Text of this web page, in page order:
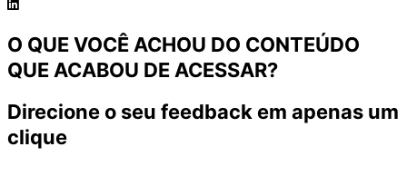
O QUE VOCÊ ACHOU DO CONTEÚDO
QUE ACABOU DE ACESSAR?
Direcione o seu feedback em apenas um
clique